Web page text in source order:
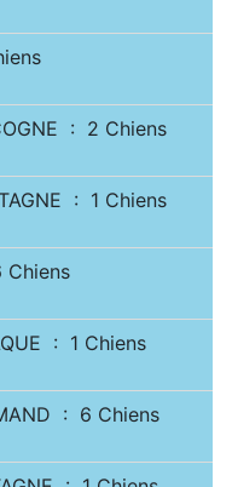
: 2 Chiens
: 1 Chiens
Chiens
: 1 Chiens
: 6 Chiens